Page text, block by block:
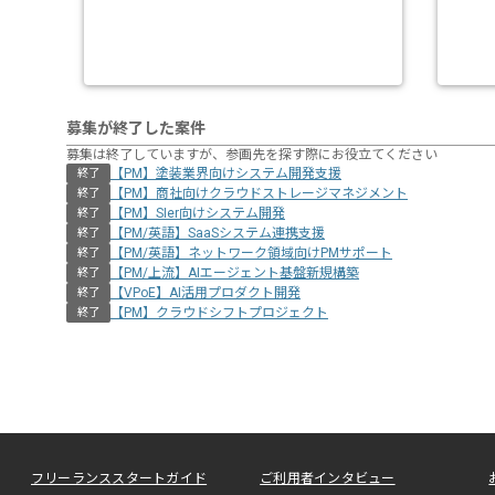
募集が終了した案件
募集は終了していますが、参画先を探す際にお役立てください
終了 【PM】塗装業界向けシステム開発支援
終了 【PM】商社向けクラウドストレージマネジメント
終了 【PM】SIer向けシステム開発
終了 【PM/英語】SaaSシステム連携支援
終了 【PM/英語】ネットワーク領域向けPMサポート
終了 【PM/上流】AIエージェント基盤新規構築
終了 【VPoE】AI活用プロダクト開発
終了 【PM】クラウドシフトプロジェクト
フリーランススタートガイド ご利用者インタビュー